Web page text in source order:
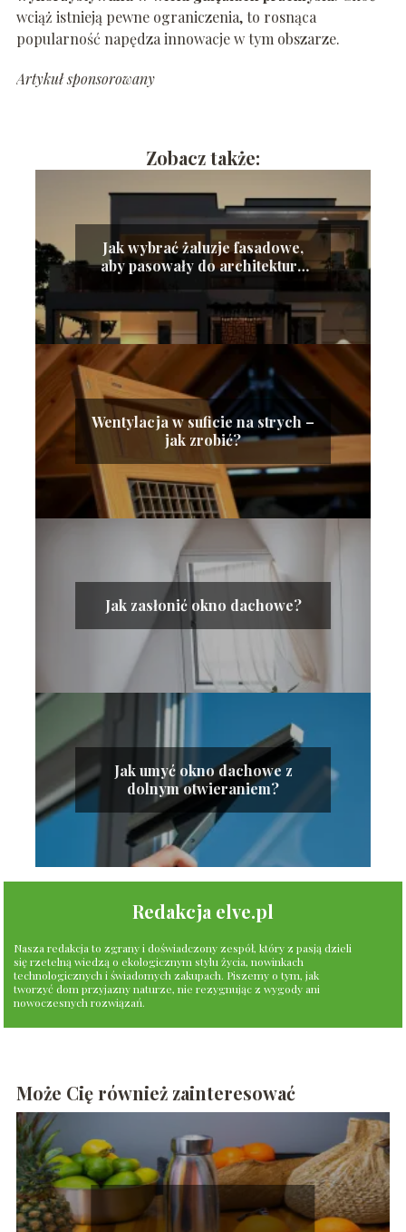
wciąż istnieją pewne ograniczenia, to rosnąca
popularność napędza innowacje w tym obszarze.
Artykuł sponsorowany
Zobacz także:
Jak wybrać żaluzje fasadowe,
aby pasowały do architektury
Wentylacja w suficie na strych –
jak zrobić?
Jak zasłonić okno dachowe?
Jak umyć okno dachowe z
dolnym otwieraniem?
Redakcja elve.pl
Nasza redakcja to zgrany i doświadczony zespół, który z pasją dzieli
się rzetelną wiedzą o ekologicznym stylu życia, nowinkach
technologicznych i świadomych zakupach. Piszemy o tym, jak
tworzyć dom przyjazny naturze, nie rezygnując z wygody ani
nowoczesnych rozwiązań.
Może Cię również zainteresować